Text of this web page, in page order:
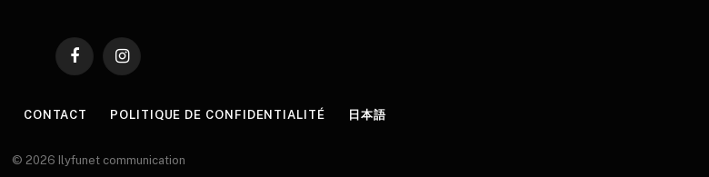
FacebookInstagram
CONTACT POLITIQUE DE CONFIDENTIALITÉ 日本語
© 2026 Ilyfunet communication